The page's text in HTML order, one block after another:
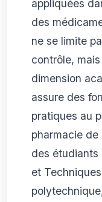
appliquées
des
ne se limite
contrôle,
dimension
assure des
pratiques au
pharmacie
des étudiants
et